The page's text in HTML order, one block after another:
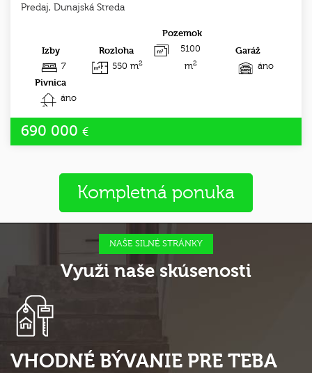
Predaj, Dunajská Streda
Izby
7
Rozloha
550 m2
Pozemok
5100
m2
Garáž
áno
Pivnica
áno
690 000 €
Kompletná ponuka
NAŠE SILNÉ STRÁNKY
Využi naše skúsenosti
VHODNÉ BÝVANIE PRE TEBA